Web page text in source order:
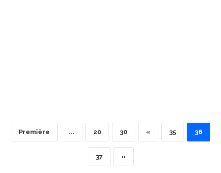
Première ... 20 30 « 35 36
37 »